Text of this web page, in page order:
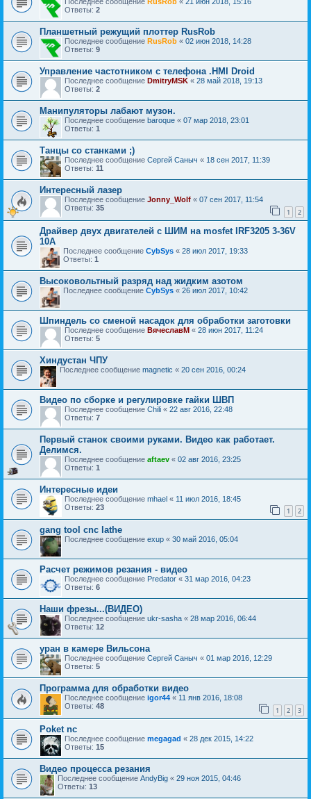
Ответы: 2
Планшетный режущий плоттер RusRob
Последнее сообщение RusRob « 02 июн 2018, 14:28
Ответы: 9
Управление частотником с телефона .HMI Droid
Последнее сообщение DmitryMSK « 28 май 2018, 19:13
Ответы: 2
Манипуляторы лабают музон.
Последнее сообщение baroque « 07 мар 2018, 23:01
Ответы: 1
Танцы со станками ;)
Последнее сообщение Сергей Саныч « 18 сен 2017, 11:39
Ответы: 11
Интересный лазер
Последнее сообщение Jonny_Wolf « 07 сен 2017, 11:54
Ответы: 35 1 2
Драйвер двух двигателей с ШИМ на mosfet IRF3205 3-36V
10А
Последнее сообщение CybSys « 28 июл 2017, 19:33
Ответы: 1
Высоковольтный разряд над жидким азотом
Последнее сообщение CybSys « 26 июл 2017, 10:42
Шпиндель со сменой насадок для обработки заготовки
Последнее сообщение ВячеславМ « 28 июн 2017, 11:24
Ответы: 5
Хиндустан ЧПУ
Последнее сообщение magnetic « 20 сен 2016, 00:24
Видео по сборке и регулировке гайки ШВП
Последнее сообщение Chili « 22 авг 2016, 22:48
Ответы: 7
Первый станок своими руками. Видео как работает.
Делимся.
Последнее сообщение aftaev « 02 авг 2016, 23:25
Ответы: 1
Интересные идеи
Последнее сообщение mhael « 11 июл 2016, 18:45
Ответы: 23 1 2
gang tool cnc lathe
Последнее сообщение exup « 30 май 2016, 05:04
Расчет режимов резания - видео
Последнее сообщение Predator « 31 мар 2016, 04:23
Ответы: 6
Наши фрезы...(ВИДЕО)
Последнее сообщение ukr-sasha « 28 мар 2016, 06:44
Ответы: 12
уран в камере Вильсона
Последнее сообщение Сергей Саныч « 01 мар 2016, 12:29
Ответы: 5
Программа для обработки видео
Последнее сообщение igor44 « 11 янв 2016, 18:08
Ответы: 48 1 2 3
Poket nc
Последнее сообщение megagad « 28 дек 2015, 14:22
Ответы: 15
Видео процесса резания
Последнее сообщение AndyBig « 29 ноя 2015, 04:46
Ответы: 13